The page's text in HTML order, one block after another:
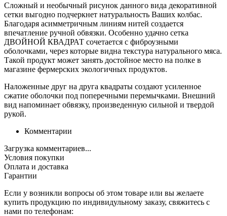
Сложный и необычный рисунок данного вида декоративной
сетки выгодно подчеркнет натуральность Ваших колбас.
Благодаря асимметричным линиям нитей создается
впечатление ручной обвязки. Особенно удачно сетка
ДВОЙНОЙ КВАДРАТ сочетается с фиброузными
оболочками, через которые видна текстура натурального мяса.
Такой продукт может занять достойное место на полке в
магазине фермерских экологичных продуктов.
Наложенные друг на друга квадраты создают усиленное
сжатие оболочки под поперечными перемычками. Внешний
вид напоминает обвязку, произведенную сильной и твердой
рукой.
Комментарии
Загрузка комментариев...
Условия покупки
Оплата и доставка
Гарантии
Если у возникли вопросы об этом товаре или вы желаете
купить продукцию по индивидульному заказу, свяжитесь с
нами по телефонам: